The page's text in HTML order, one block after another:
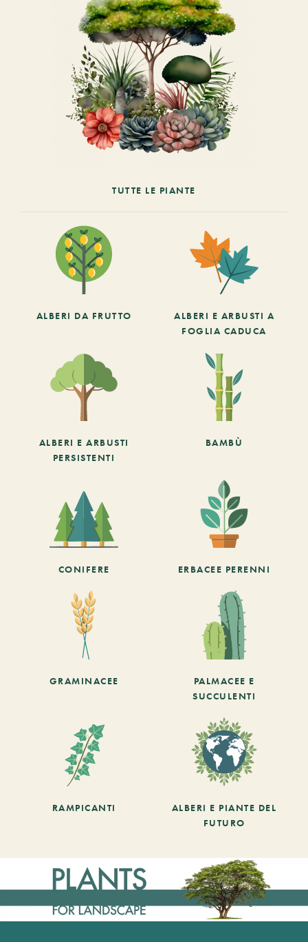
TUTTE LE PIANTE
ALBERI DA FRUTTO
ALBERI E ARBUSTI A
FOGLIA CADUCA
ALBERI E ARBUSTI
PERSISTENTI
BAMBÙ
CONIFERE ERBACEE PERENNI
GRAMINACEE
PALMACEE E
SUCCULENTI
RAMPICANTI
ALBERI E PIANTE DEL
FUTURO